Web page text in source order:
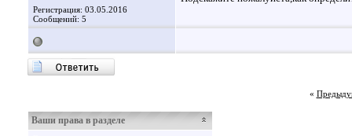
Регистрация: 03.05.2016
Сообщений: 5
«
Ваши права в разделе